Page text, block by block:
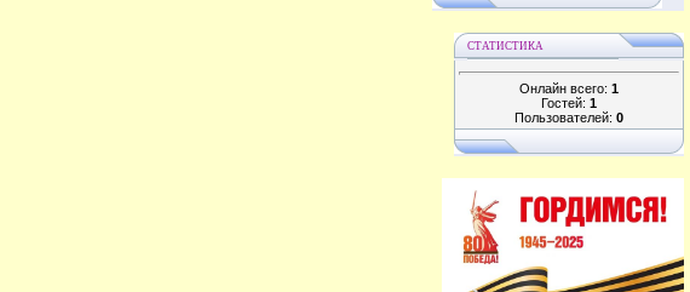
СТАТИСТИКА
Онлайн всего: 1
Гостей: 1
Пользователей: 0